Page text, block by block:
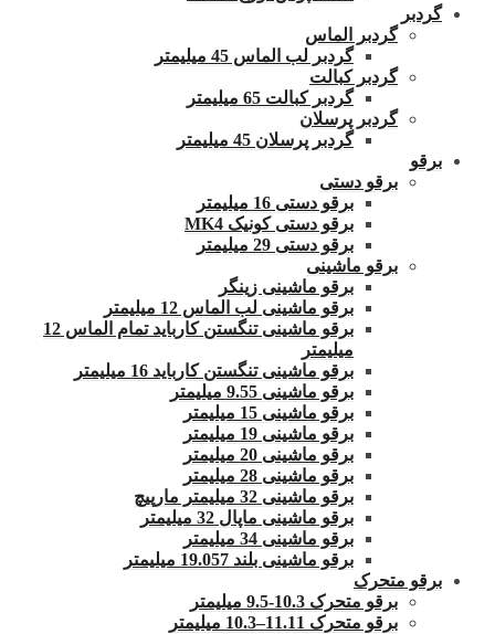
گردبر
گردبر الماس
گردبر لب الماس 45 میلیمتر
گردبر کبالت
گردبر کبالت 65 میلیمتر
گردبر پرسلان
گردبر پرسلان 45 میلیمتر
برقو
برقو دستی
برقو دستی 16 میلیمتر
برقو دستی کونیک MK4
برقو دستی 29 میلیمتر
برقو ماشینی
برقو ماشینی زینگر
برقو ماشینی لب الماس 12 میلیمتر
برقو ماشینی تنگستن کارباید تمام الماس 12
میلیمتر
برقو ماشینی تنگستن کارباید 16 میلیمتر
برقو ماشینی 9.55 میلیمتر
برقو ماشینی 15 میلیمتر
برقو ماشینی 19 میلیمتر
برقو ماشینی 20 میلیمتر
برقو ماشینی 28 میلیمتر
برقو ماشینی 32 میلیمتر مارپیچ
برقو ماشینی ماپال 32 میلیمتر
برقو ماشینی 34 میلیمتر
برقو ماشینی بلند 19.057 میلیمتر
برقو متحرک
برقو متحرک 10.3-9.5 میلیمتر
برقو متحرک 11.11–10.3 میلیمتر